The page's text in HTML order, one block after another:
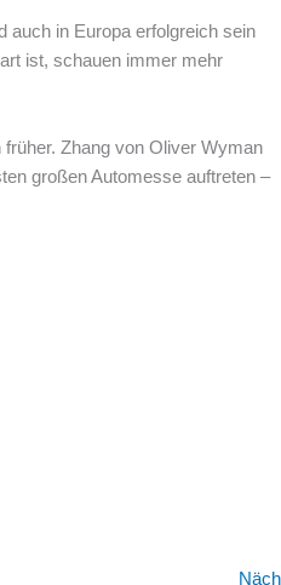
auch in Europa erfolgreich sein
ist, schauen immer mehr
Zhang von Oliver Wyman
großen Automesse auftreten –